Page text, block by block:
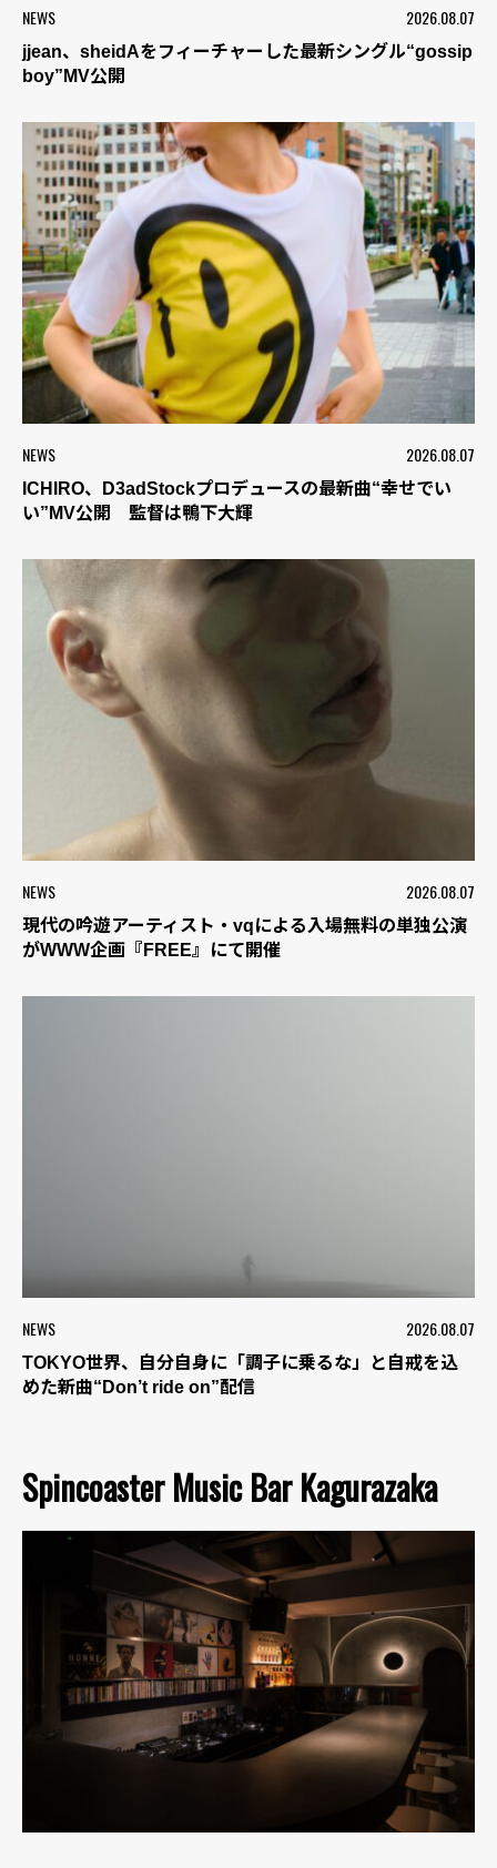
NEWS 2026.08.07
jjean、sheidAをフィーチャーした最新シングル“gossip
boy”MV公開
NEWS 2026.08.07
ICHIRO、D3adStockプロデュースの最新曲“幸せでい
い”MV公開 監督は鴨下大輝
NEWS 2026.08.07
現代の吟遊アーティスト・vqによる入場無料の単独公演
がWWW企画『FREE』にて開催
NEWS 2026.08.07
TOKYO世界、自分自身に「調子に乗るな」と自戒を込
めた新曲“Don’t ride on”配信
Spincoaster Music Bar Kagurazaka